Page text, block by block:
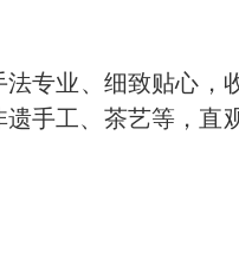
专业、细致贴心，
手工、茶艺等，直